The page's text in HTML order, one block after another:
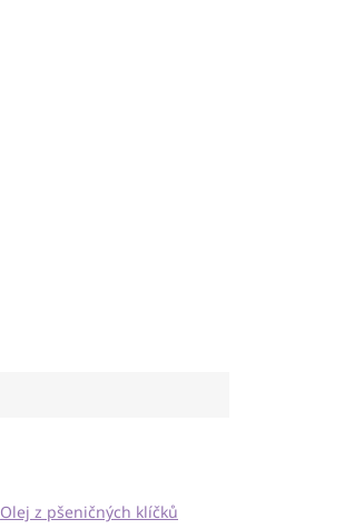
Olej z pšeničných klíčků